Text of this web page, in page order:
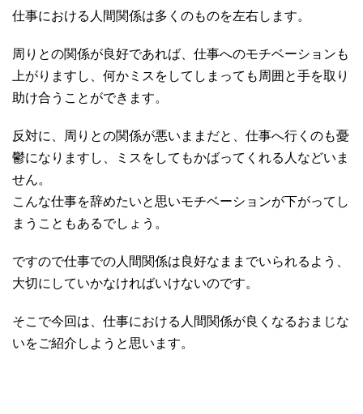
仕事における人間関係は多くのものを左右します。
周りとの関係が良好であれば、仕事へのモチベーションも
上がりますし、何かミスをしてしまっても周囲と手を取り
助け合うことができます。
反対に、周りとの関係が悪いままだと、仕事へ行くのも憂
鬱になりますし、ミスをしてもかばってくれる人などいま
せん。
こんな仕事を辞めたいと思いモチベーションが下がってし
まうこともあるでしょう。
ですので仕事での人間関係は良好なままでいられるよう、
大切にしていかなければいけないのです。
そこで今回は、仕事における人間関係が良くなるおまじな
いをご紹介しようと思います。